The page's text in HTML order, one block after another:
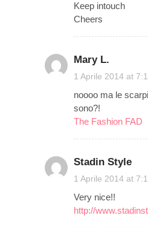
Keep intouch
Cheers
Mary L.
1 Aprile 2014 at
noooo ma le
sono?!
The Fashion FAD
Stadin Style
1 Aprile 2014 at
Very nice!!
http://